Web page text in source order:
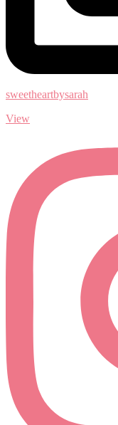
sweetheartbysarah
View